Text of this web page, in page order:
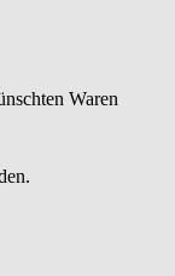
Waren